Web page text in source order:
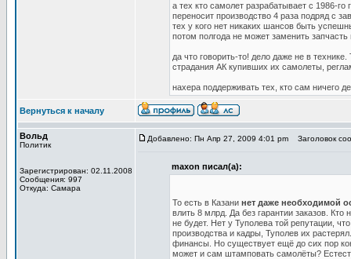
а тех кто самолет разрабатывает с 1986-
переносит производство 4 раза подряд с
тех у кого нет никаких шансов быть
потом полгода не может заменить
да что говорить-то! дело даже не в
страдания АК купивших их самолеты,
нахера поддерживать тех, кто сам ничего
Вернуться к началу
Вольд
Политик
Зарегистрирован: 02.11.2008
Сообщения: 997
Откуда: Самара
Добавлено: Пн Апр 27, 2009 4:01 pm Заголовок
maxon писал(а):
То есть в Казани нет даже необходимой
влить 8 млрд. Да без гарантии заказов.
не будет. Нет у Туполева той репутации,
производства и кадры, Туполев их
финансы. Но существует ещё до сих пор
может и сам штамповать самолёты?